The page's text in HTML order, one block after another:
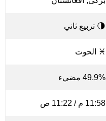
🌗 تربيع ثاني
♓ الحوت
49.9% مضيء
11:58 م / 11:22 ص